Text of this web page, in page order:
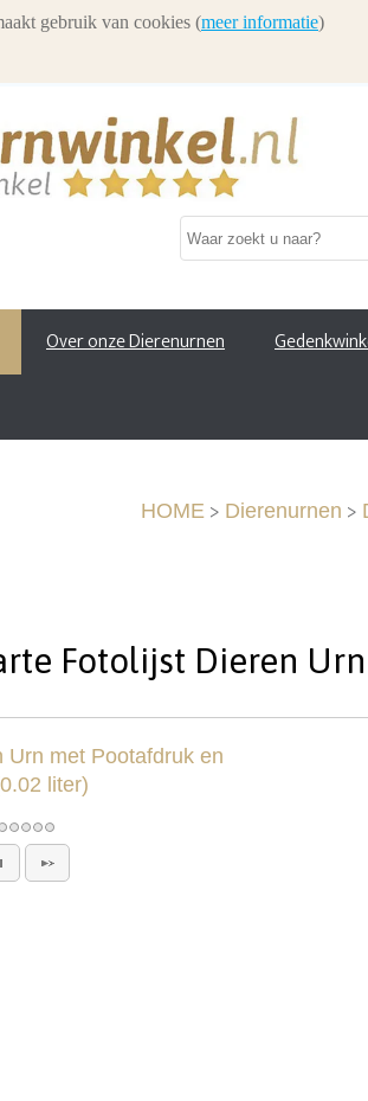
Over onze Dierenurnen
HOME > Dierenurnen >
Fotolijst Dieren
gebruik van cookies (meer informatie)